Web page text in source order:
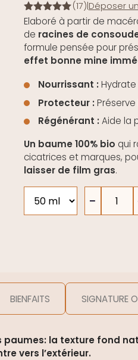
Note5.00
(17)|Déposer
Elaboré à partir de
de racines de
formule pensée pour
effet bonne mine
Nourrissant :Hydrate
Protecteur :
Régénérant :Aide la
Un baume 100% bio qui
cicatrices et marques,
laisser de film gras.
quantité
de
Baume
−
BIENFAITS SIGNATURE
la texture fond
vers l’extérieur.